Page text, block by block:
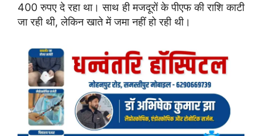
400 रुपए दे रहा था। साथ ही मजदूरों के पीएफ की राशि काटी
जा रही थी, लेकिन खाते में जमा नहीं हो रही थी।